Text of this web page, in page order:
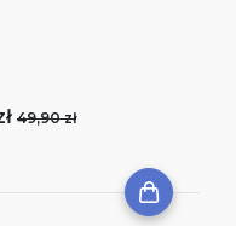
49,90 zł